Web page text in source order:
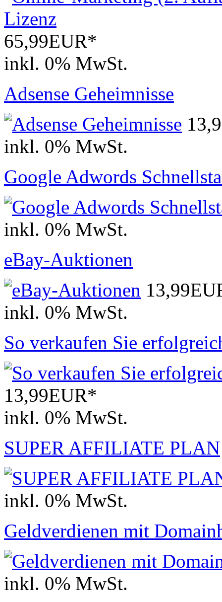
65,99EUR*
inkl. 0% MwSt.
Adsense Geheimnisse
inkl. 0% MwSt.
Google Adwords
inkl. 0% MwSt.
eBay-Auktionen
inkl. 0% MwSt.
So verkaufen Sie
13,99EUR*
inkl. 0% MwSt.
SUPER AFFILIATE PLAN
inkl. 0% MwSt.
Geldverdienen mit
inkl. 0% MwSt.